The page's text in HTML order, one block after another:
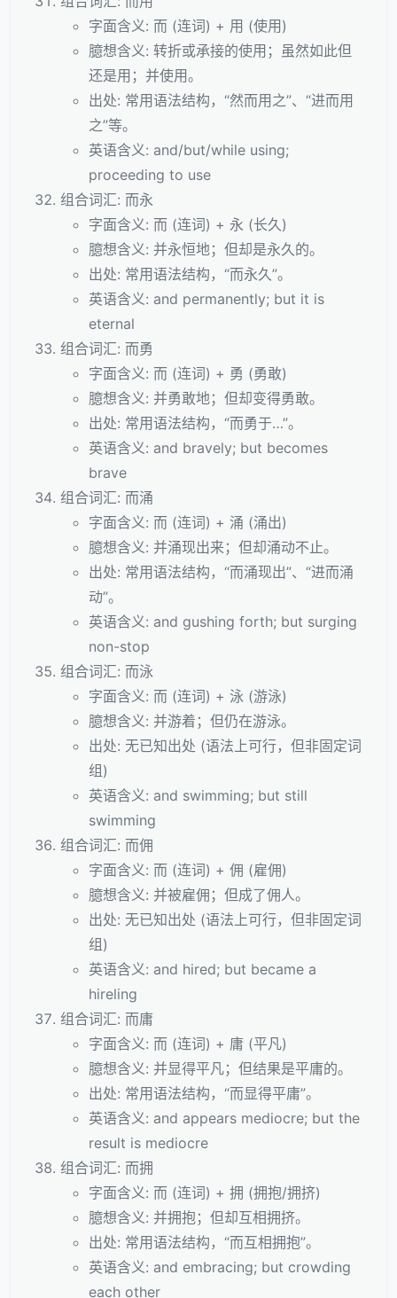
字面含义: 而 (连词) + 用 (使用)
臆想含义: 转折或承接的使用；虽然如此但
还是用；并使用。
出处: 常用语法结构，“然而用之”、“进而用
之”等。
英语含义: and/but/while using;
proceeding to use
组合词汇: 而永
字面含义: 而 (连词) + 永 (长久)
臆想含义: 并永恒地；但却是永久的。
出处: 常用语法结构，“而永久”。
英语含义: and permanently; but it is
eternal
组合词汇: 而勇
字面含义: 而 (连词) + 勇 (勇敢)
臆想含义: 并勇敢地；但却变得勇敢。
出处: 常用语法结构，“而勇于…”。
英语含义: and bravely; but becomes
brave
组合词汇: 而涌
字面含义: 而 (连词) + 涌 (涌出)
臆想含义: 并涌现出来；但却涌动不止。
出处: 常用语法结构，“而涌现出”、“进而涌
动”。
英语含义: and gushing forth; but surging
non-stop
组合词汇: 而泳
字面含义: 而 (连词) + 泳 (游泳)
臆想含义: 并游着；但仍在游泳。
出处: 无已知出处 (语法上可行，但非固定词
组)
英语含义: and swimming; but still
swimming
组合词汇: 而佣
字面含义: 而 (连词) + 佣 (雇佣)
臆想含义: 并被雇佣；但成了佣人。
出处: 无已知出处 (语法上可行，但非固定词
组)
英语含义: and hired; but became a
hireling
组合词汇: 而庸
字面含义: 而 (连词) + 庸 (平凡)
臆想含义: 并显得平凡；但结果是平庸的。
出处: 常用语法结构，“而显得平庸”。
英语含义: and appears mediocre; but the
result is mediocre
组合词汇: 而拥
字面含义: 而 (连词) + 拥 (拥抱/拥挤)
臆想含义: 并拥抱；但却互相拥挤。
出处: 常用语法结构，“而互相拥抱”。
英语含义: and embracing; but crowding
each other